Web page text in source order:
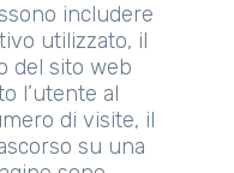
includere
utilizzato, il
del sito web
l’utente al
di visite, il
su una